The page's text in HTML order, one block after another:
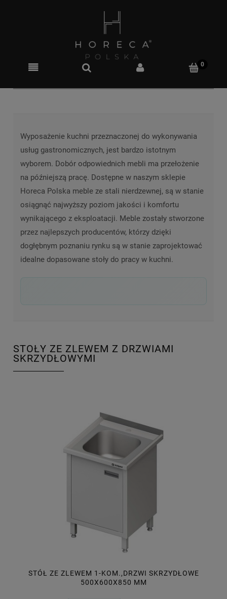
Wyposażenie kuchni przeznaczonej do wykonywania
usług gastronomicznych, jest bardzo istotnym
wyborem. Dobór odpowiednich mebli ma przełożenie
na późniejszą pracę. Dostępne w naszym sklepie
Horeca Polska meble ze stali nierdzewnej, są w stanie
osiągnąć najwyższy poziom jakości i komfortu
wynikającego z eksploatacji. Meble zostały stworzone
przez najlepszych producentów, którzy dzięki
dogłębnym poznaniu rynku są w stanie zaprojektować
idealne dopasowane stoły do pracy w kuchni.
STOŁY ZE ZLEWEM Z DRZWIAMI
SKRZYDŁOWYMI
STÓŁ ZE ZLEWEM 1-KOM.,DRZWI SKRZYDŁOWE
500X600X850 MM